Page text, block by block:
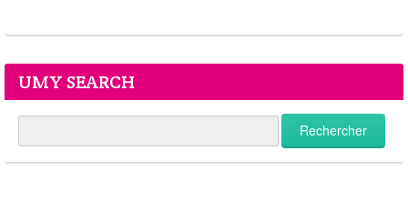
UMY SEARCH